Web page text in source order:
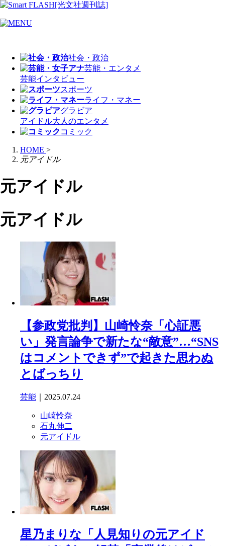
社会・政治
芸能・エンタメ
芸能インタビュー
スポーツ
ライフ・マネー
グラビア
アイドル大人のエンタメ
コミック
HOME >
元アイドル
元アイドル
元アイドル
【参政党批判】山崎怜奈「心証悪
い」発言論争で新たな“敵意”…“SNS
はコメントできず”で起きた思わぬ
とばっちり
芸能 ｜2025.07.24
山崎怜奈
石丸伸二
元アイドル
星乃まりな「人見知りの元アイド